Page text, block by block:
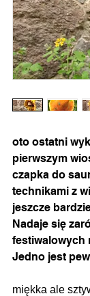
oto ostatni
pierwszym
czapka do
technikami z
jeszcze
Nadaje się
festiwalowych
Jedno jest
miękka ale